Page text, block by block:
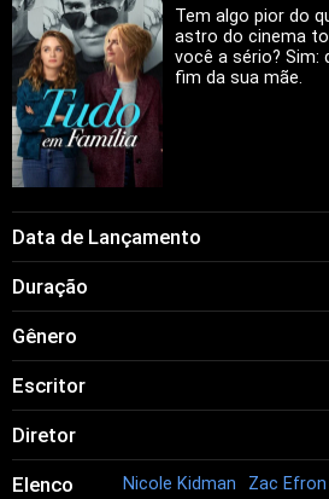
Tem algo pior do
astro do cinema
você a sério? Sim:
fim da sua mãe.
Data de Lançamento
Duração
Gênero
Escritor
Diretor
Elenco Nicole Kidman Zac Efron